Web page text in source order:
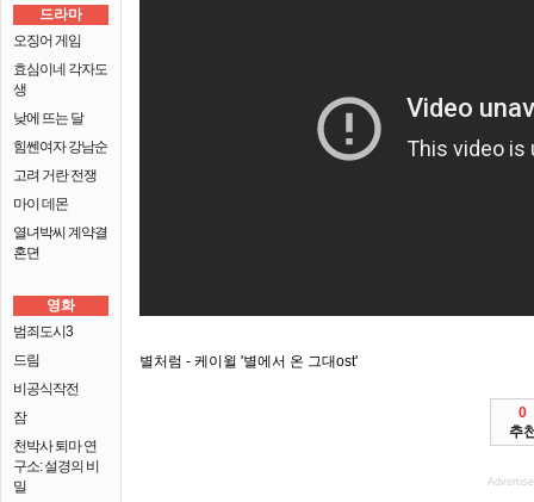
드라마
오징어 게임
효심이네 각자도
생
낮에 뜨는 달
힘쎈여자 강남순
고려 거란 전쟁
마이 데몬
열녀박씨 계약결
혼뎐
영화
범죄도시3
드림
비공식작전
잠
천박사 퇴마 연
구소: 설경의 비
밀
별처럼 - 케이윌 '별에서 온 그대ost'
0
추